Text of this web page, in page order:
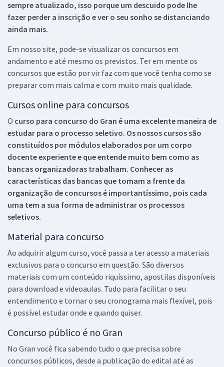
sempre atualizado, isso porque um descuido pode lhe
fazer perder a inscrição e ver o seu sonho se distanciando
ainda mais.
Em nosso site, pode-se visualizar os concursos em
andamento e até mesmo os previstos. Ter em mente os
concursos que estão por vir faz com que você tenha como se
preparar com mais calma e com muito mais qualidade.
Cursos online para concursos
O curso para concurso do Gran é uma excelente maneira de
estudar para o processo seletivo. Os nossos cursos são
constituídos por módulos elaborados por um corpo
docente experiente e que entende muito bem como as
bancas organizadoras trabalham. Conhecer as
características das bancas que tomam a frente da
organização de concursos é importantíssimo, pois cada
uma tem a sua forma de administrar os processos
seletivos.
Material para concurso
Ao adquirir algum curso, você passa a ter acesso a materiais
exclusivos para o concurso em questão. São diversos
materiais com um conteúdo riquíssimo, apostilas disponíveis
para download e videoaulas. Tudo para facilitar o seu
entendimento e tornar o seu cronograma mais flexível, pois
é possível estudar onde e quando quiser.
Concurso público é no Gran
No Gran você fica sabendo tudo o que precisa sobre
concursos públicos, desde a publicação do edital até as